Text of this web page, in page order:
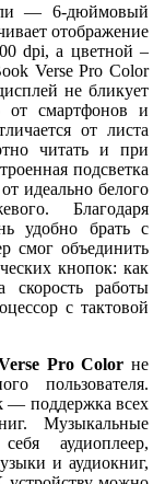
— 6-дюймовый
отображение
dpi, а цветной –
Verse Pro Color
не бликует
от смартфонов и
от листа
читать и при
подсветка
идеально белого
Благодаря
удобно брать с
смог объединить
кнопок: как
работы
с тактовой
Pro Colorне
пользователя.
— поддержка всех
Музыкальные
аудиоплеер,
и аудиокниг,